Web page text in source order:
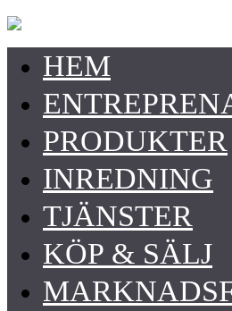
HEM
PRODUKTER
INREDNING
TJÄNSTER
KÖP & SÄLJ